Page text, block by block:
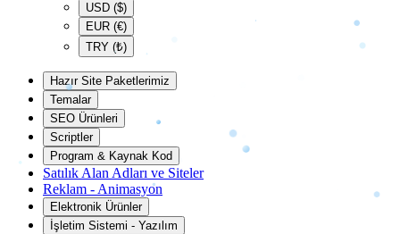
USD ($)
EUR (€)
TRY (₺)
Hazır Site Paketlerimiz
Temalar
SEO Ürünleri
Scriptler
Program & Kaynak Kod
Satılık Alan Adları ve Siteler
Reklam - Animasyon
Elektronik Ürünler
İşletim Sistemi - Yazılım